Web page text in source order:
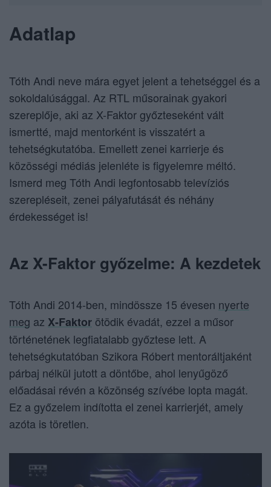
Adatlap
Tóth Andi neve mára egyet jelent a tehetséggel és a
sokoldalúsággal. Az RTL műsorainak gyakori
szereplője, aki az X-Faktor győzteseként vált
ismertté, majd mentorként is visszatért a
tehetségkutatóba. Emellett zenei karrierje és
közösségi médiás jelenléte is figyelemre méltó.
Ismerd meg Tóth Andi legfontosabb televíziós
szerepléseit, zenei pályafutását és néhány
érdekességet is!
Az X-Faktor győzelme: A kezdetek
Tóth Andi 2014-ben, mindössze 15 évesen nyerte
meg az X-Faktor ötödik évadát, ezzel a műsor
történetének legfiatalabb győztese lett. A
tehetségkutatóban Szikora Róbert mentoráltjaként
párbaj nélkül jutott a döntőbe, ahol lenyűgöző
előadásai révén a közönség szívébe lopta magát.
Ez a győzelem indította el zenei karrierjét, amely
azóta is töretlen.